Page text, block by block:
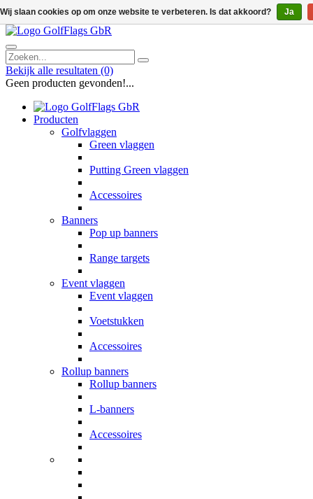
Bekijk alle resultaten (0)
Geen producten gevonden!...
Producten
Golfvlaggen
Green vlaggen
Putting Green vlaggen
Accessoires
Banners
Pop up banners
Range targets
Event vlaggen
Event vlaggen
Voetstukken
Accessoires
Rollup banners
Rollup banners
L-banners
Accessoires
Wij slaan cookies op om onze website te verbeteren. Is dat akkoord? Ja